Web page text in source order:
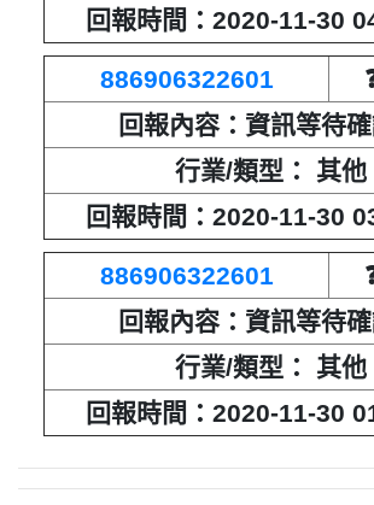
回報時間：2020-11-30
886906322601
回報內容：資訊等待
行業/類型： 其他
回報時間：2020-11-30
886906322601
回報內容：資訊等待
行業/類型： 其他
回報時間：2020-11-30